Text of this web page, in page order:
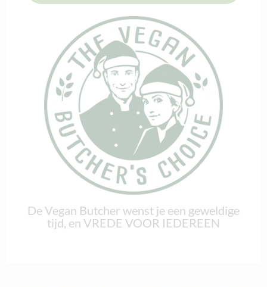
De Vegan Butcher wenst je een geweldige
tijd, en VREDE VOOR IEDEREEN